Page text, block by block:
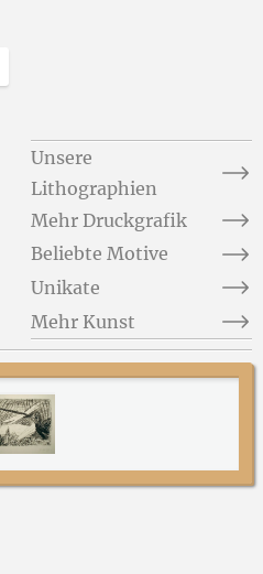
Unsere
Lithographien
Mehr Druckgrafik
Beliebte Motive
Unikate
Mehr Kunst